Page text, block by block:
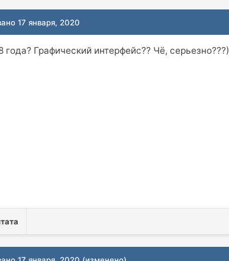
17 января, 2020
года? Графический интерфейс?? Чё, серьезно???)